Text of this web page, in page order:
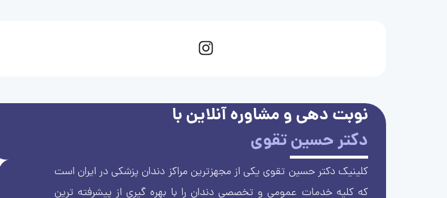
نوبت دهی و مشاوره آنلاین با
دکتر حسین تقوی
کلینیک دکتر حسین تقوی یکی از مجهزترین مراکز دندان پزشکی در ایران است
که کلیه خدمات عمومی و تخصصی دندان را با بهره گیری از پیشرفته ترین